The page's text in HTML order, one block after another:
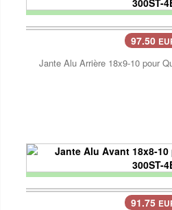
97.50
Jante Alu Arrière 18x9-10 pour
91.75